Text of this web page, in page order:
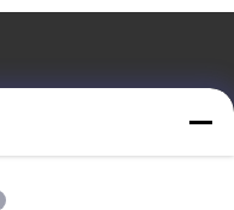
ξεχάσεις ποτέ.